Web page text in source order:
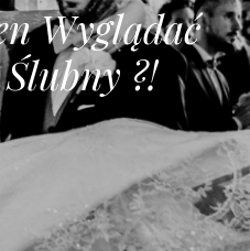
nWyglądać
Ślubny ?!